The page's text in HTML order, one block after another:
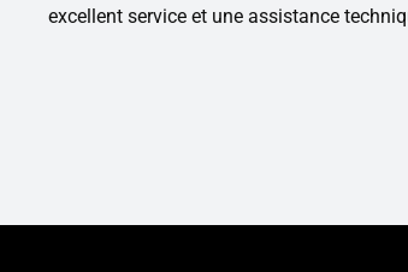
excellent service et une assistance